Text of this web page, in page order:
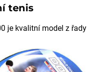
tenis
je kvalitní model z řady